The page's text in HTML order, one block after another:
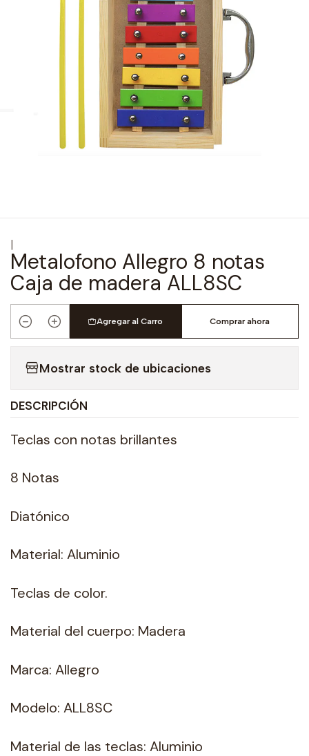
|
Metalofono Allegro 8 notas
Caja de madera ALL8SC
Cantidad
Agregar al Carro Comprar ahora
Mostrar stock de ubicaciones
DESCRIPCIÓN
Teclas con notas brillantes
8 Notas
Diatónico
Material: Aluminio
Teclas de color.
Material del cuerpo: Madera
Marca: Allegro
Modelo: ALL8SC
Material de las teclas: Aluminio